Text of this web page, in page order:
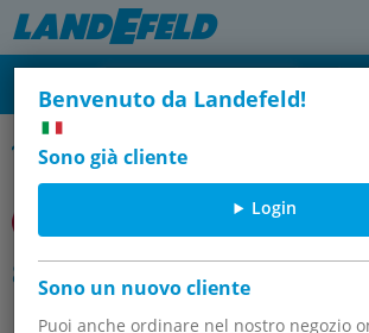
Benvenuto da Landefeld!
Sono già cliente
Login
Sono un nuovo cliente
Puoi anche ordinare nel nostro negozio
Buschjost Vorzugsprogramm
8209100.6120.11049 2/2-
MAGNETVENTIL DVGW